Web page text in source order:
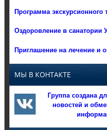
Программа экскурсионного
Оздоровление в санатории
Приглашение на лечение и
МЫ В КОНТАКТЕ
Группа создана
новостей и